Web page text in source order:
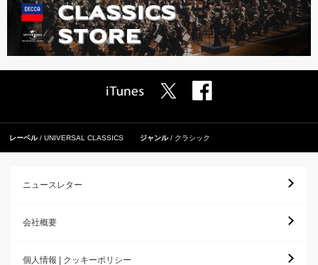
レーベル UNIVERSAL CLASSICS ジャンル クラシック
ニュースレター
会社概要
個人情報 | クッキーポリシー